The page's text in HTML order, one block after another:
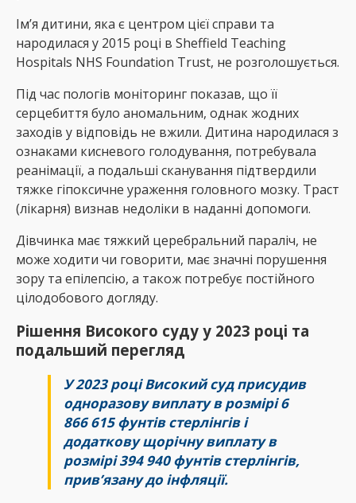
Ім’я дитини, яка є центром цієї справи та
народилася у 2015 році в Sheffield Teaching
Hospitals NHS Foundation Trust, не розголошується.
Під час пологів моніторинг показав, що її
серцебиття було аномальним, однак жодних
заходів у відповідь не вжили. Дитина народилася з
ознаками кисневого голодування, потребувала
реанімації, а подальші сканування підтвердили
тяжке гіпоксичне ураження головного мозку. Траст
(лікарня) визнав недоліки в наданні допомоги.
Дівчинка має тяжкий церебральний параліч, не
може ходити чи говорити, має значні порушення
зору та епілепсію, а також потребує постійного
цілодобового догляду.
Рішення Високого суду у 2023 році та
подальший перегляд
У 2023 році Високий суд присудив
одноразову виплату в розмірі6
866 615 фунтів стерлінгіві
додаткову щорічну виплату в
розмірі394 940 фунтів стерлінгів,
прив’язану до інфляції.